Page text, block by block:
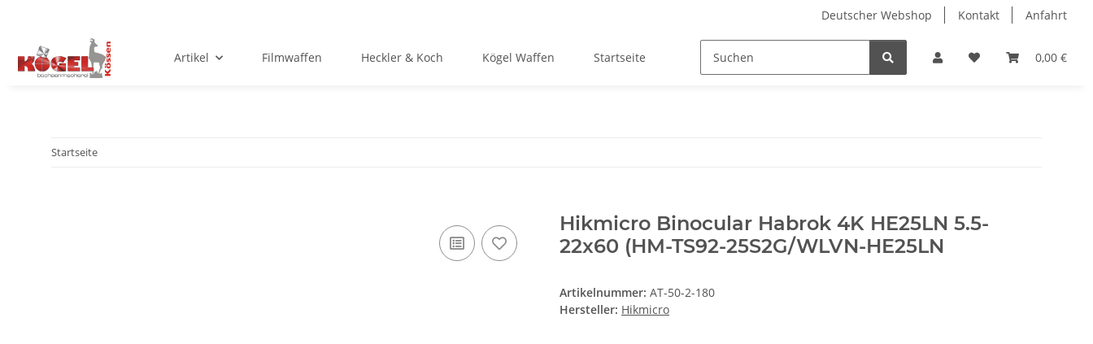
Deutscher Webshop Kontakt Anfahrt
0,00 €
Artikel Filmwaffen Heckler & Koch Kögel Waffen Startseite
Startseite
Hikmicro Binocular Habrok 4K HE25LN 5.5-
22x60 (HM-TS92-25S2G/WLVN-HE25LN
Artikelnummer: AT-50-2-180
Hersteller: Hikmicro